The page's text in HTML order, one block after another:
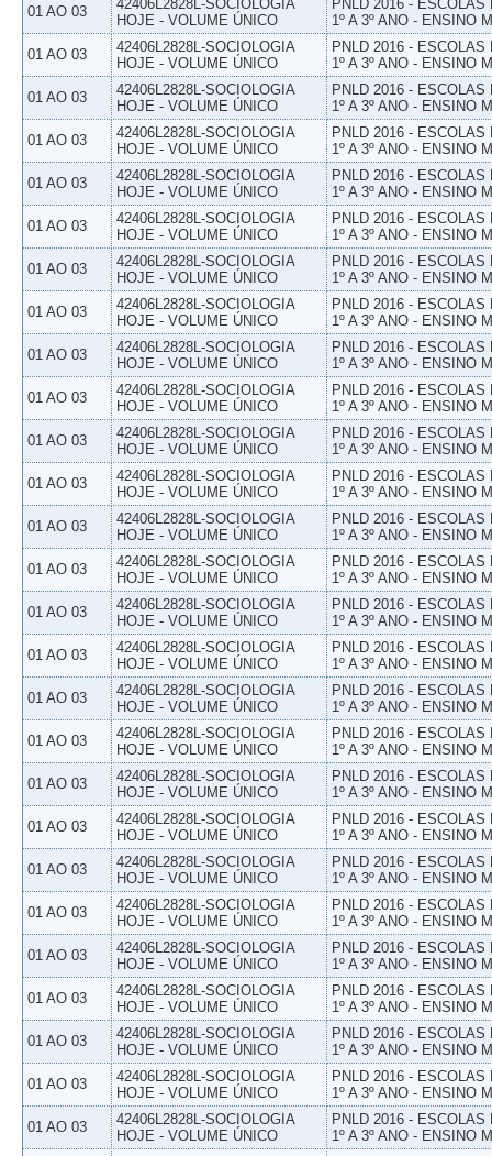
01 AO 03
42406L2828L-SOCIOLOGIA
HOJE - VOLUME ÚNICO
PNLD 2016 -
1º A 3º ANO - ENSINO
01 AO 03
42406L2828L-SOCIOLOGIA
HOJE - VOLUME ÚNICO
PNLD 2016 -
1º A 3º ANO - ENSINO
01 AO 03
42406L2828L-SOCIOLOGIA
HOJE - VOLUME ÚNICO
PNLD 2016 -
1º A 3º ANO - ENSINO
01 AO 03
42406L2828L-SOCIOLOGIA
HOJE - VOLUME ÚNICO
PNLD 2016 -
1º A 3º ANO - ENSINO
01 AO 03
42406L2828L-SOCIOLOGIA
HOJE - VOLUME ÚNICO
PNLD 2016 -
1º A 3º ANO - ENSINO
01 AO 03
42406L2828L-SOCIOLOGIA
HOJE - VOLUME ÚNICO
PNLD 2016 -
1º A 3º ANO - ENSINO
01 AO 03
42406L2828L-SOCIOLOGIA
HOJE - VOLUME ÚNICO
PNLD 2016 -
1º A 3º ANO - ENSINO
01 AO 03
42406L2828L-SOCIOLOGIA
HOJE - VOLUME ÚNICO
PNLD 2016 -
1º A 3º ANO - ENSINO
01 AO 03
42406L2828L-SOCIOLOGIA
HOJE - VOLUME ÚNICO
PNLD 2016 -
1º A 3º ANO - ENSINO
01 AO 03
42406L2828L-SOCIOLOGIA
HOJE - VOLUME ÚNICO
PNLD 2016 -
1º A 3º ANO - ENSINO
01 AO 03
42406L2828L-SOCIOLOGIA
HOJE - VOLUME ÚNICO
PNLD 2016 -
1º A 3º ANO - ENSINO
01 AO 03
42406L2828L-SOCIOLOGIA
HOJE - VOLUME ÚNICO
PNLD 2016 -
1º A 3º ANO - ENSINO
01 AO 03
42406L2828L-SOCIOLOGIA
HOJE - VOLUME ÚNICO
PNLD 2016 -
1º A 3º ANO - ENSINO
01 AO 03
42406L2828L-SOCIOLOGIA
HOJE - VOLUME ÚNICO
PNLD 2016 -
1º A 3º ANO - ENSINO
01 AO 03
42406L2828L-SOCIOLOGIA
HOJE - VOLUME ÚNICO
PNLD 2016 -
1º A 3º ANO - ENSINO
01 AO 03
42406L2828L-SOCIOLOGIA
HOJE - VOLUME ÚNICO
PNLD 2016 -
1º A 3º ANO - ENSINO
01 AO 03
42406L2828L-SOCIOLOGIA
HOJE - VOLUME ÚNICO
PNLD 2016 -
1º A 3º ANO - ENSINO
01 AO 03
42406L2828L-SOCIOLOGIA
HOJE - VOLUME ÚNICO
PNLD 2016 -
1º A 3º ANO - ENSINO
01 AO 03
42406L2828L-SOCIOLOGIA
HOJE - VOLUME ÚNICO
PNLD 2016 -
1º A 3º ANO - ENSINO
01 AO 03
42406L2828L-SOCIOLOGIA
HOJE - VOLUME ÚNICO
PNLD 2016 -
1º A 3º ANO - ENSINO
01 AO 03
42406L2828L-SOCIOLOGIA
HOJE - VOLUME ÚNICO
PNLD 2016 -
1º A 3º ANO - ENSINO
01 AO 03
42406L2828L-SOCIOLOGIA
HOJE - VOLUME ÚNICO
PNLD 2016 -
1º A 3º ANO - ENSINO
01 AO 03
42406L2828L-SOCIOLOGIA
HOJE - VOLUME ÚNICO
PNLD 2016 -
1º A 3º ANO - ENSINO
01 AO 03
42406L2828L-SOCIOLOGIA
HOJE - VOLUME ÚNICO
PNLD 2016 -
1º A 3º ANO - ENSINO
01 AO 03
42406L2828L-SOCIOLOGIA
HOJE - VOLUME ÚNICO
PNLD 2016 -
1º A 3º ANO - ENSINO
01 AO 03
42406L2828L-SOCIOLOGIA
HOJE - VOLUME ÚNICO
PNLD 2016 -
1º A 3º ANO - ENSINO
01 AO 03
42406L2828L-SOCIOLOGIA
HOJE - VOLUME ÚNICO
PNLD 2016 -
1º A 3º ANO - ENSINO